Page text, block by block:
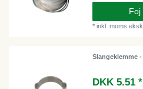
Foj
*inkl. moms
Slangeklemme
DKK 5.51 *